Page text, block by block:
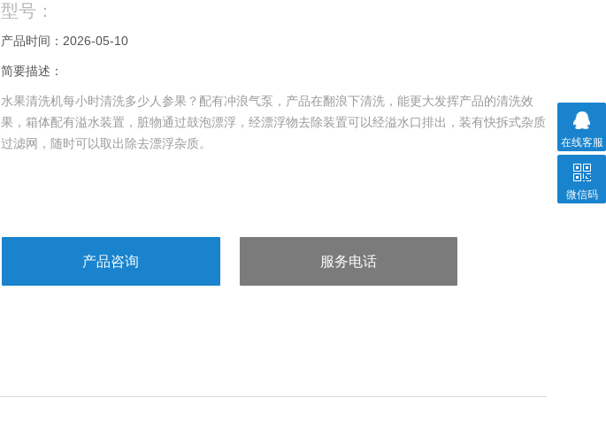
型号：
产品时间：2026-05-10
简要描述：
水果清洗机每小时清洗多少人参果？配有冲浪气泵，产品在翻浪下清洗，能更大发挥产品的清洗效
果，箱体配有溢水装置，脏物通过鼓泡漂浮，经漂浮物去除装置可以经溢水口排出，装有快拆式杂质
过滤网，随时可以取出除去漂浮杂质。
产品咨询 服务电话
在线客服
微信码